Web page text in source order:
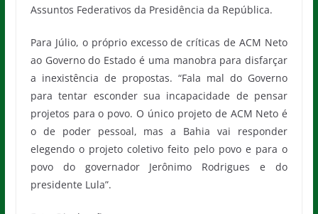
Assuntos Federativos da Presidência da República.
Para Júlio, o próprio excesso de críticas de ACM Neto
ao Governo do Estado é uma manobra para disfarçar
a inexistência de propostas. “Fala mal do Governo
para tentar esconder sua incapacidade de pensar
projetos para o povo. O único projeto de ACM Neto é
o de poder pessoal, mas a Bahia vai responder
elegendo o projeto coletivo feito pelo povo e para o
povo do governador Jerônimo Rodrigues e do
presidente Lula”.